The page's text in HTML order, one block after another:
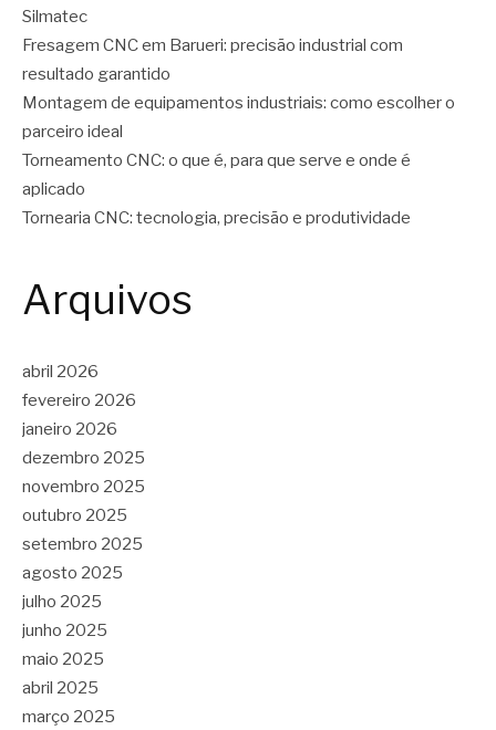
Silmatec
Fresagem CNC em Barueri: precisão industrial com
resultado garantido
Montagem de equipamentos industriais: como escolher o
parceiro ideal
Torneamento CNC: o que é, para que serve e onde é
aplicado
Tornearia CNC: tecnologia, precisão e produtividade
Arquivos
abril 2026
fevereiro 2026
janeiro 2026
dezembro 2025
novembro 2025
outubro 2025
setembro 2025
agosto 2025
julho 2025
junho 2025
maio 2025
abril 2025
março 2025